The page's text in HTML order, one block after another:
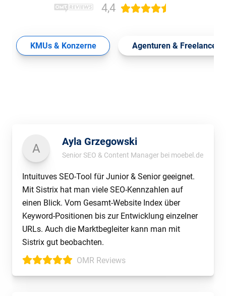
4,4
KMUs & Konzerne Agenturen & Freelancer
A Ayla Grzegowski
Senior SEO & Content Manager bei moebel.de
Intuituves SEO-Tool für Junior & Senior geeignet.
Mit Sistrix hat man viele SEO-Kennzahlen auf
einen Blick. Vom Gesamt-Website Index über
Keyword-Positionen bis zur Entwicklung einzelner
URLs. Auch die Marktbegleiter kann man mit
Sistrix gut beobachten.
OMR Reviews